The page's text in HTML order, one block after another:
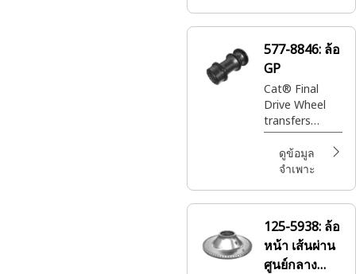
ควบคุมการ
เครื่องจักรมี
ประสิทธิภาพ
577-8846: ล้อ
GP
Cat® Final
Drive Wheel
transfers
torque from
the final drive
to the ground,
controlled
and load
support in
equipment
ดูข้อมูล
จำเพาะ
125-5938: ล้อ
หน้า เส้นผ่าน
ศูนย์กลาง